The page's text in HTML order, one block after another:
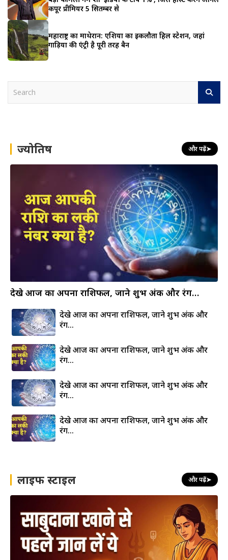
कपूर प्रीमियर 5 सितम्बर से
महाराष्ट्र का माथेरान: एशिया का इकलौता हिल स्टेशन, जहां
गाड़ियों की एंट्री है पूरी तरह बैन
h ज्योतिष और पढ़ें➤
देखे आज का अपना राशिफल, जाने शुभ अंक और रंग…
देखे आज का अपना राशिफल, जाने शुभ अंक और
रंग…
देखे आज का अपना राशिफल, जाने शुभ अंक और
रंग…
देखे आज का अपना राशिफल, जाने शुभ अंक और
रंग…
देखे आज का अपना राशिफल, जाने शुभ अंक और
रंग…
लाइफ स्टाइल और पढ़ें➤